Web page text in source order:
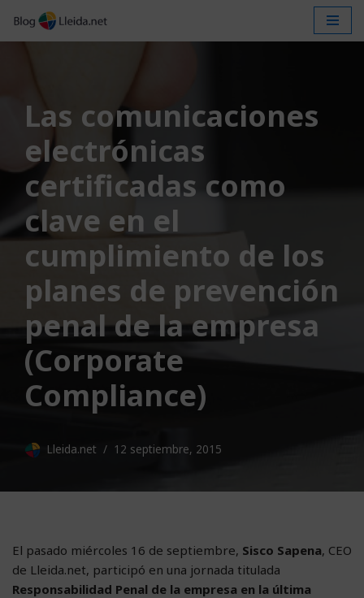
Saltar
Las comunicaciones
electrónicas
certificadas como
clave en el
cumplimiento de los
planes de prevención
penal de la empresa
(Corporate
Compliance)
Lleida.net 12 septiembre, 2015
El pasado miércoles 16 de septiembre, Sisco Sapena, CEO
de Lleida.net, participó en una jornada titulada
Responsabilidad Penal de la empresa en la última